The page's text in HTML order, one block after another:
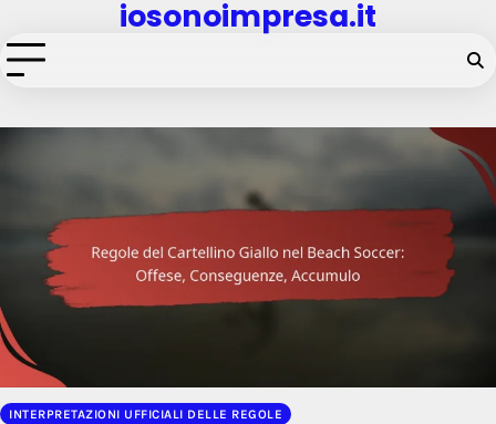
to
content
iosonoimpresa.it
INTERPRETAZIONI UFFICIALI DELLE REGOLE